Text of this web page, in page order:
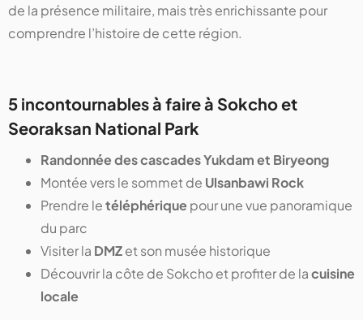
de la présence militaire, mais très enrichissante pour
comprendre l’histoire de cette région.
5 incontournables à faire à Sokcho et
Seoraksan National Park
Randonnée des cascades Yukdam et Biryeong
Montée vers le sommet de Ulsanbawi Rock
Prendre letéléphériquepour une vue panoramique
du parc
Visiter la DMZet son musée historique
Découvrir la côte de Sokcho et profiter de lacuisine
locale